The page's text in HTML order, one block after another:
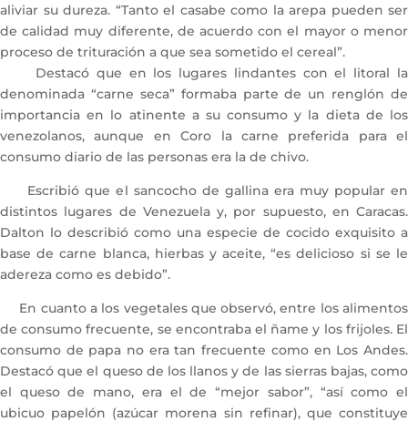
aliviar su dureza. “Tanto el casabe como la arepa pueden ser
de calidad muy diferente, de acuerdo con el mayor o menor
proceso de trituración a que sea sometido el cereal”.
Destacó que en los lugares lindantes con el litoral la
denominada “carne seca” formaba parte de un renglón de
importancia en lo atinente a su consumo y la dieta de los
venezolanos, aunque en Coro la carne preferida para el
consumo diario de las personas era la de chivo.
Escribió que el sancocho de gallina era muy popular en
distintos lugares de Venezuela y, por supuesto, en Caracas.
Dalton lo describió como una especie de cocido exquisito a
base de carne blanca, hierbas y aceite, “es delicioso si se le
adereza como es debido”.
En cuanto a los vegetales que observó, entre los alimentos
de consumo frecuente, se encontraba el ñame y los frijoles. El
consumo de papa no era tan frecuente como en Los Andes.
Destacó que el queso de los llanos y de las sierras bajas, como
el queso de mano, era el de “mejor sabor”, “así como el
ubicuo papelón (azúcar morena sin refinar), que constituye